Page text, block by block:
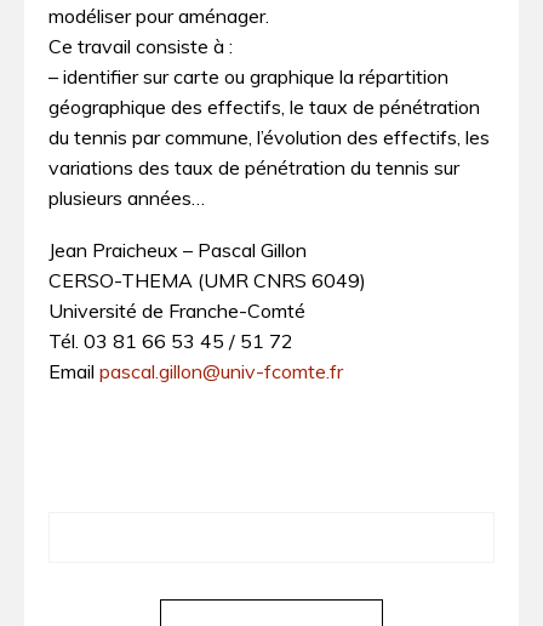
modéliser pour aménager.
Ce travail consiste à :
– identifier sur carte ou graphique la répartition
géographique des effectifs, le taux de pénétration
du tennis par commune, l’évolution des effectifs, les
variations des taux de pénétration du tennis sur
plusieurs années…
Jean Praicheux – Pascal Gillon
CERSO-THEMA (UMR CNRS 6049)
Université de Franche-Comté
Tél. 03 81 66 53 45 / 51 72
Email pascal.gillon@univ-fcomte.fr